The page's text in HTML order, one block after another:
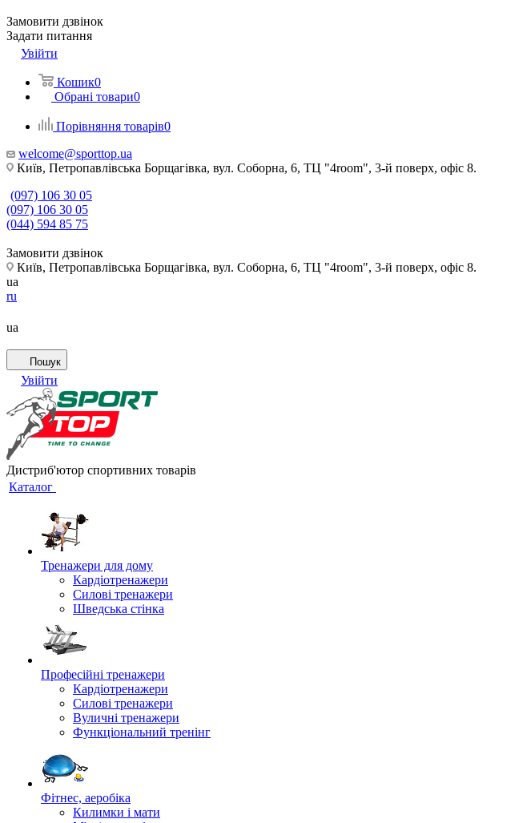
Замовити дзвінок
Задати питання
Увійти
Кошик0
Обрані товари0
Порівняння товарів0
welcome@sporttop.ua
Київ, Петропавлівська Борщагівка, вул. Соборна, 6, ТЦ "4room", 3-й поверх, офіс 8.
(097) 106 30 05
(097) 106 30 05
(044) 594 85 75
Замовити дзвінок
Київ, Петропавлівська Борщагівка, вул. Соборна, 6, ТЦ "4room", 3-й поверх, офіс 8.
ua
ru
ua
Пошук
Увійти
Дистриб'ютор спортивних товарів
Каталог
Тренажери для дому
Кардіотренажери
Силові тренажери
Шведська стінка
Професійні тренажери
Кардіотренажери
Силові тренажери
Вуличні тренажери
Функціональний тренінг
Фітнес, аеробіка
Килимки і мати